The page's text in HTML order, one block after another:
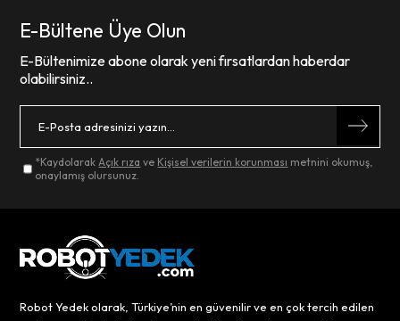
E-Bültene Üye Olun
E-Bültenimize abone olarak yeni fırsatlardan haberdar
olabilirsiniz..
*KaydolarakAçık rıza ve Kişisel verilerin korunması metnini okumuş,
onaylamış olursunuz.
Robot Yedek olarak, Türkiye’nin en güvenilir ve en çok tercih edilen